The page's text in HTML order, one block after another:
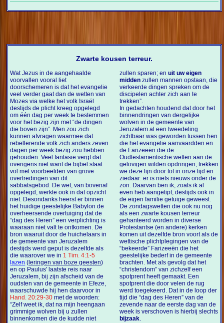
Zwarte kousen terreur.
Wat Jezus in de aangehaalde
voorvallen vooral liet
doorschemeren is dat het evangelie
veel verder gaat dan de wetten van
Mozes via welke het volk Israël
destijds de plicht kreeg opgelegd
om één dag per week te bestemmen
voor het bezig zijn met “de dingen
die boven zijn”. Men zou zich
kunnen afvragen waarmee dat
rebellerende volk zich anders zeven
dagen per week bezig zou hebben
gehouden. Veel fantasie vergt dat
overigens niet want de bijbel staat
vol met voorbeelden van grove
overtredingen van dit
sabbatsgebod. De wet, van bovenaf
opgelegd, werkte ook in dat opzicht
niet. Desondanks heerst er binnen
het huidige geestelijke Babylon de
overheersende overtuiging dat de
“dag des Heren” een verplichting is
waaraan niet valt te ontkomen. De
bron waaruit door de huichelaars in
de gemeente van Jeruzalem
destijds werd geput is dezelfde als
die waarover we in 1 Tim. 4:1-5
lazen ( leringen van boze geesten)
en op Paulus' laatste reis naar
Jeruzalem, bij zijn afscheid van de
oudsten van de gemeente in Efeze,
waarschuwde hij hen daarvoor in
Hand. 20:29-30 met de woorden:
“Zelf weet ik, dat na mijn heengaan
grimmige wolven bij u zullen
binnenkomen die de kudde niet
zullen sparen; en uit uw eigen
middenzullen mannen opstaan, die
verkeerde dingen spreken om de
discipelen achter zich aan te
trekken”.
In gedachten houdend dat door het
binnendringen van dergelijke
wolven in de gemeente van
Jeruzalem al een tweedeling
zichtbaar was geworden tussen hen
die het evangelie aanvaardden en
de Farizeeën die de
Oudtestamentische wetten aan de
gelovigen wilden opdringen, trekken
we deze lijn door tot in onze tijd en
ziedaar: er is niets nieuws onder de
zon. Daarvan ben ik, zoals ik al
even heb aangetipt, destijds ook in
de eigen familie getuige geweest.
De zondagswetten die ook nu nog
als een zwarte kousen terreur
gehanteerd worden in diverse
Protestantse (en andere) kerken
komen uit dezelfde bron voort als de
wettische plichtplegingen van de
“bekeerde” Farizeeën die het
geestelijke bederf in de gemeente
brachten. Met als gevolg dat het
“christendom” van zichzelf een
spotprent heeft gemaakt. Een
spotprent die door velen de rug
werd toegekeerd. Dat in de loop der
tijd die “dag des Heren” van de
zevende naar de eerste dag van de
week is verschoven is hierbij slechts
bijzaak.